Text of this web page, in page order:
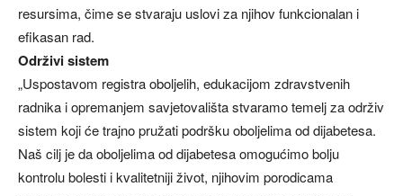
resursima, čime se stvaraju uslovi za njihov funkcionalan i
efikasan rad.
Održivi sistem
„Uspostavom registra oboljelih, edukacijom zdravstvenih
radnika i opremanjem savjetovališta stvaramo temelj za održiv
sistem koji će trajno pružati podršku oboljelima od dijabetesa.
Naš cilj je da oboljelima od dijabetesa omogućimo bolju
kontrolu bolesti i kvalitetniji život, njihovim porodicama